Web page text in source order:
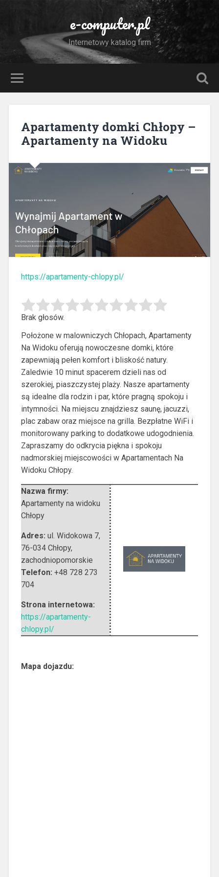
e-computer.pl
Internetowy katalog firm
Apartamenty domki Chłopy –
Apartamenty na Widoku
https://apartamenty-chlopy.pl/
Brak głosów.
Położone w malowniczych Chłopach, Apartamenty
Na Widoku oferują nowoczesne domki, które
zapewniają pełen komfort i bliskość natury.
Zaledwie 10 minutspacerem dzieli nas od
szerokiej, piaszczystej plaży. Nasze apartamenty
są idealne dla rodzin i par, które pragną spokoju i
intymności. Na miejscu znajdziesz saunę, jacuzzi,
plac zabaw oraz miejsce na grilla. Bezpłatne WiFi i
monitorowany parking to dodatkowe udogodnienia.
Zapraszamy do odkrycia piękna i spokoju
nadmorskiej miejscowości w Apartamentach Na
Widoku Chłopy.
Nazwa firmy:
Apartamenty na widoku
Chłopy
Adres: ul. Widokowa 7,
76-034 Chłopy,
zachodniopomorskie
Telefon: +48 728 273
704
Strona internetowa:
https://apartamenty-
chlopy.pl/
Mapa dojazdu: